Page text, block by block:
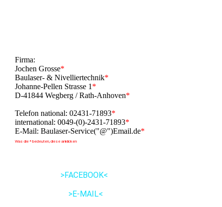
Firma:
Jochen Grosse*
Baulaser- & Nivelliertechnik*
Johanne-Pellen Strasse 1*
D-41844 Wegberg / Rath-Anhoven*
Telefon national: 02431-71893*
international: 0049-(0)-2431-71893*
E-Mail: Baulaser-Service("@")Email.de*
Was die * bedeuten, diese anklicken
>FACEBOOK<
>E-MAIL<